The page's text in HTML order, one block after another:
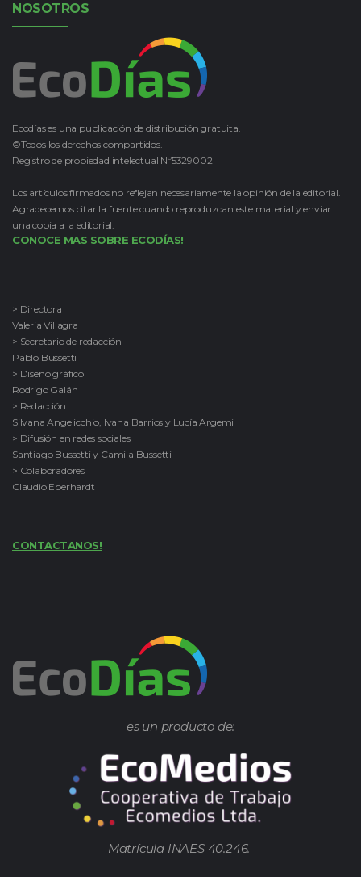
NOSOTROS
Ecodías es una publicación de distribución gratuita.
©Todos los derechos compartidos.
Registro de propiedad intelectual Nº5329002
Los artículos firmados no reflejan necesariamente la opinión de la editorial.
Agradecemos citar la fuente cuando reproduzcan este material y enviar
una copia a la editorial.
CONOCE MAS SOBRE ECODÍAS!
> Directora
Valeria Villagra
> Secretario de redacción
Pablo Bussetti
> Diseño gráfico
Rodrigo Galán
> Redacción
Silvana Angelicchio, Ivana Barrios y Lucía Argemi
> Difusión en redes sociales
Santiago Bussetti y Camila Bussetti
> Colaboradores
Claudio Eberhardt
CONTACTANOS!
es un producto de:
Matrícula INAES 40.246.